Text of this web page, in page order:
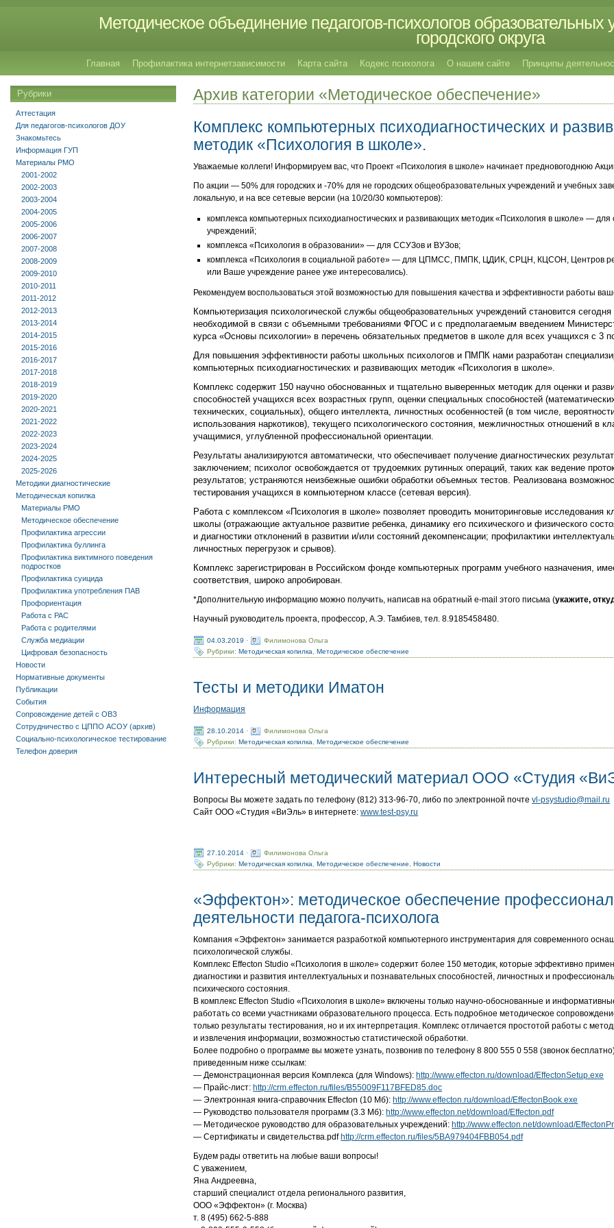
Методическое объединение педагогов-психологов
городского округа
Главная Профилактика интернетзависимости Карта сайта Кодекс психолога О нашем сайте Принципы
Архив категории «Методическое обеспечение»
Комплекс компьютерных психодиагностических и
методик «Психология в школе».
Уважаемые коллеги! Информируем вас, что Проект «Психология в школе» начинает предновогоднюю
По акции — 50% для городских и -70% для не городских общеобразовательных учреждений и учебных
локальную, и на все сетевые версии (на 10/20/30 компьютеров):
комплекса компьютерных психодиагностических и развивающих методик «Психология в школе» —
учреждений;
комплекса «Психология в образовании» — для ССУЗов и ВУЗов;
комплекса «Психология в социальной работе» — для ЦПМСС, ПМПК, ЦДИК, СРЦН, КЦСОН, Центров
или Ваше учреждение ранее уже интересовались).
Рекомендуем воспользоваться этой возможностью для повышения качества и эффективности работы
Компьютеризация психологической службы общеобразовательных учреждений становится сегодня
необходимой в связи с объемными требованиями ФГОС и с предполагаемым введением
курса «Основы психологии» в перечень обязательных предметов в школе для всех учащихся с 3
Для повышения эффективности работы школьных психологов и ПМПК нами разработан
компьютерных психодиагностических и развивающих методик «Психология в школе».
Комплекс содержит 150 научно обоснованных и тщательно выверенных методик для оценки и
способностей учащихся всех возрастных групп, оценки специальных способностей
технических, социальных), общего интеллекта, личностных особенностей (в том числе,
использования наркотиков), текущего психологического состояния, межличностных отношений в
учащимися, углубленной профессиональной ориентации.
Результаты анализируются автоматически, что обеспечивает получение диагностических
заключением; психолог освобождается от трудоемких рутинных операций, таких как ведение
результатов; устраняются неизбежные ошибки обработки объемных тестов. Реализована
тестирования учащихся в компьютерном классе (сетевая версия).
Работа с комплексом «Психология в школе» позволяет проводить мониторинговые исследования
школы (отражающие актуальное развитие ребенка, динамику его психического и физического
и диагностики отклонений в развитии и/или состояний декомпенсации; профилактики
личностных перегрузок и срывов).
Комплекс зарегистрирован в Российском фонде компьютерных программ учебного назначения,
соответствия, широко апробирован.
*Дополнительную информацию можно получить, написав на обратный е-mail этого письма (укажите,
Научный руководитель проекта, профессор, А.Э. Тамбиев, тел. 8.9185458480.
04.03.2019 ·
Филимонова Ольга
Рубрики:Методическая копилка ,Методическое обеспечение
Тесты и методики Иматон
Информация
28.10.2014 ·
Филимонова Ольга
Рубрики:Методическая копилка ,Методическое обеспечение
Интересный методический материал ООО «Студия
Вопросы Вы можете задать по телефону (812) 313-96-70, либо по электронной почтеvl-psystudio@mail.ru
Cайт ООО «Студия «ВиЭль» в интернете:www.test-psy.ru
27.10.2014 ·
Филимонова Ольга
Рубрики:Методическая копилка ,Методическое обеспечение ,Новости
«Эффектон»: методическое обеспечение
деятельности педагога-психолога
Компания «Эффектон» занимается разработкой компьютерного инструментария для современного
психологической службы.
Комплекс Effecton Studio «Психология в школе» содержит более 150 методик, которые эффективно
диагностики и развития интеллектуальных и познавательных способностей, личностных и
психического состояния.
В комплекс Effecton Studio «Психология в школе» включены только научно-обоснованные и
работать со всеми участниками образовательного процесса. Есть подробное методическое
только результаты тестирования, но и их интерпретация. Комплекс отличается простотой работы с
и извлечения информации, возможностью статистической обработки.
Более подробно о программе вы можете узнать, позвонив по телефону8 800 555 0 558 (звонок
приведенным ниже ссылкам:
— Демонстрационная версия Комплекса (для Windows): http://www.effecton.ru/download/EffectonSetup.exe
— Прайс-лист: http://crm.effecton.ru/files/B55009F117BFED85.doc
— Электронная книга-справочник Effecton (10 Мб): http://www.effecton.ru/download/EffectonBook.exe
— Руководство пользователя программ (3.3 Мб): http://www.effecton.net/download/Effecton.pdf
— Методическое руководство для образовательных учреждений: http://www.effecton.net/download/
— Сертификаты и свидетельства.pdf http://crm.effecton.ru/files/5BA979404FBB054.pdf
Будем рады ответить на любые ваши вопросы!
С уважением,
Яна Андреевна,
старший специалист отдела регионального развития,
ООО «Эффектон» (г. Москва)
т.8 (495) 662-5-888
Рубрики
Аттестация
Для педагогов-психологов ДОУ
Знакомьтесь
Информация ГУП
Материалы РМО
2001-2002
2002-2003
2003-2004
2004-2005
2005-2006
2006-2007
2007-2008
2008-2009
2009-2010
2010-2011
2011-2012
2012-2013
2013-2014
2014-2015
2015-2016
2016-2017
2017-2018
2018-2019
2019-2020
2020-2021
2021-2022
2022-2023
2023-2024
2024-2025
2025-2026
Методики диагностические
Методическая копилка
Материалы РМО
Методическое обеспечение
Профилактика агрессии
Профилактика буллинга
Профилактика виктимного поведения
подростков
Профилактика суицида
Профилактика употребления ПАВ
Профориентация
Работа с РАС
Работа с родителями
Служба медиации
Цифровая безопасность
Новости
Нормативные документы
Публикации
События
Сопровождение детей с ОВЗ
Сотрудничество с ЦППО АСОУ (архив)
Социально-психологическое тестирование
Телефон доверия